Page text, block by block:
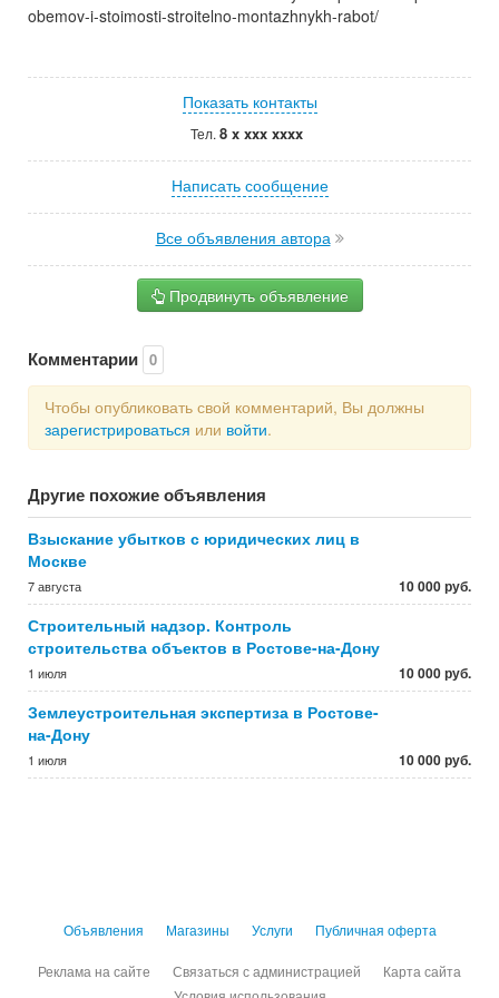
obemov-i-stoimosti-stroitelno-montazhnykh-rabot/
Показать контакты
Тел. 8 x xxx xxxx
Написать сообщение
Все объявления автора
Продвинуть объявление
Комментарии 0
Чтобы опубликовать свой комментарий, Вы должны
зарегистрироваться или войти.
Другие похожие объявления
Взыскание убытков с юридических лиц в
Москве
7 августа 10 000 руб.
Строительный надзор. Контроль
строительства объектов в Ростове-на-Дону
1 июля 10 000 руб.
Землеустроительная экспертиза в Ростове-
на-Дону
1 июля 10 000 руб.
Объявления Магазины Услуги Публичная оферта
Реклама на сайте Связаться с администрацией
Карта сайта